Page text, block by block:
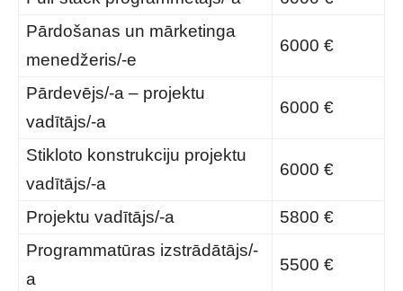
Pārdošanas un mārketinga
menedžeris/-e
6000 €
Pārdevējs/-a – projektu
vadītājs/-a
6000 €
Stikloto konstrukciju projektu
vadītājs/-a
6000 €
Projektu vadītājs/-a
5800 €
Programmatūras izstrādātājs/-
a
5500 €